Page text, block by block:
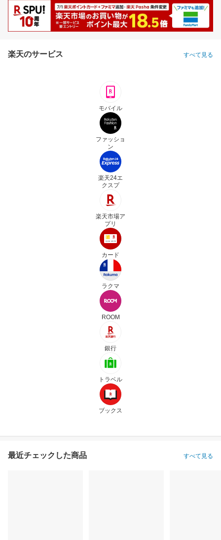
楽天のサービス すべて見る
モバイル
ファッショ
ン
楽天24エ
クスプ
楽天市場ア
プリ
カード
ラクマ
ROOM
銀行
トラベル
ブックス
最近チェックした商品 すべて見る